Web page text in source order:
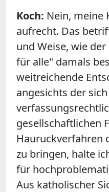
Koch: Nein, meine
aufrecht. Das
und Weise, wie
für alle" damals
weitreichende
angesichts der
gesellschaftlichen
Hauruckverfahren
zu bringen, halte
für
Aus katholischer